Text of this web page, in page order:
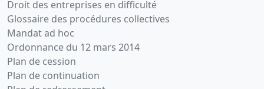
Droit des entreprises en difficulté
Glossaire des procédures collectives
Mandat ad hoc
Ordonnance du 12 mars 2014
Plan de cession
Plan de continuation